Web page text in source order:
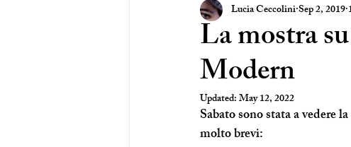
Viaggi C'est la vie
La mostra
Modern
Lucia CeccoliniSep 2, 2019
Updated:May 12, 2022
Sabato sono stata a
molto brevi: